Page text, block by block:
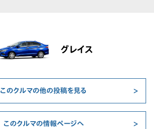
グレイス
このクルマの他の投稿を見る
このクルマの情報ページへ